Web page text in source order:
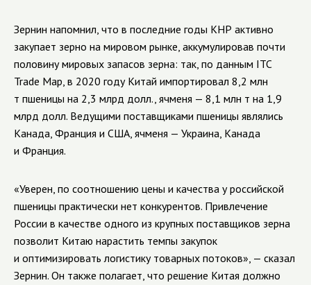
Зернин напомнил, что в последние годы КНР активно
закупает зерно на мировом рынке, аккумулировав почти
половину мировых запасов зерна: так, по данным ITC
Trade Map, в 2020 году Китай импортировал 8,2 млн
т пшеницы на 2,3 млрд долл., ячменя — 8,1 млн т на 1,9
млрд долл. Ведущими поставщиками пшеницы являлись
Канада, Франция и США, ячменя — Украина, Канада
и Франция.
«Уверен, по соотношению цены и качества у российской
пшеницы практически нет конкурентов. Привлечение
России в качестве одного из крупных поставщиков зерна
позволит Китаю нарастить темпы закупок
и оптимизировать логистику товарных потоков», — сказал
Зернин. Он также полагает, что решение Китая должно